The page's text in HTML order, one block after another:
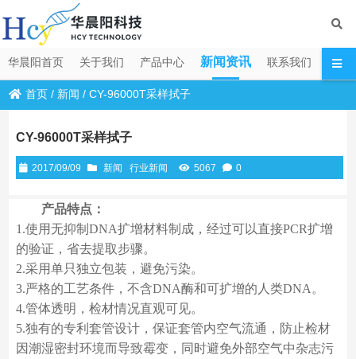
华晨阳首页 关于我们 产品中心 新闻资讯 联系我们
首页 / 新闻 /CY-96000T采样拭子
CY-96000T采样拭子
2017/09/09 新闻 行业新闻 5067 0
产品特点：
1.使用无抑制DNA扩增材料制成，经过可以直接PCR扩增
的验证，省去提取步骤。
2.采用单只独立包装，避免污染。
3.严格的工艺条件，不含DNA酶和可扩增的人类DNA。
4.管体透明，检材情况直观可见。
5.独有的专利套管设计，保证套管内空气流通，防止检材
因潮湿密封环境而导致霉变，同时避免外部空气中杂志污